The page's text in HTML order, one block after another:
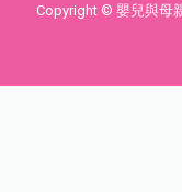
Copyright © 嬰兒與母